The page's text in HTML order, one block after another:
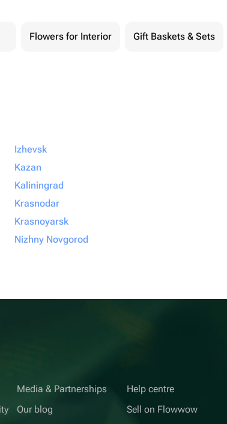
Flowers for Interior Gift Baskets & Sets
Izhevsk
Kazan
Kaliningrad
Krasnodar
Krasnoyarsk
Nizhny Novgorod
Media & Partnerships
Our blog
Help centre
Sell on Flowwow